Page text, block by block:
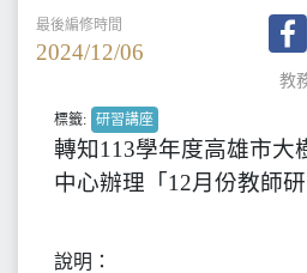
最後編修時間
2024/12/06
教
標籤: 研習講座
轉知113學年度高雄市大
中心辦理「12月份教師
說明：